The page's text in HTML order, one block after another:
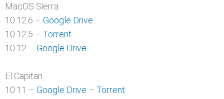
MacOS Sierra
10.12.6 – Google Drive
10.12.5 – Torrent
10.12 – Google Drive
El Capitan
10.11 – Google Drive – Torrent